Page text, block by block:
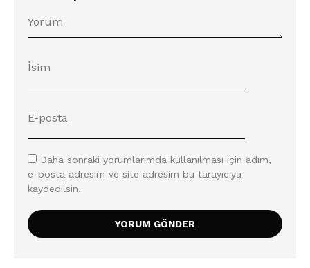
Daha sonraki yorumlarımda kullanılması için adım,
e-posta adresim ve site adresim bu tarayıcıya
kaydedilsin.